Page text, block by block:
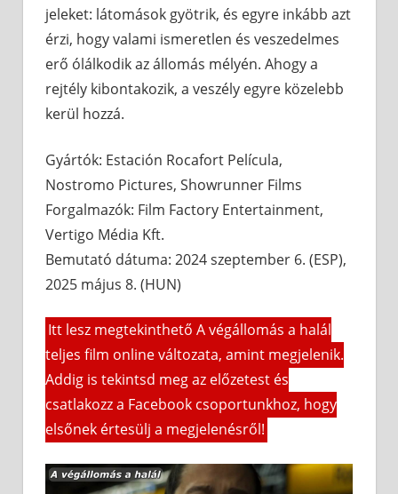
jeleket: látomások gyötrik, és egyre inkább azt
érzi, hogy valami ismeretlen és veszedelmes
erő ólálkodik az állomás mélyén. Ahogy a
rejtély kibontakozik, a veszély egyre közelebb
kerül hozzá.
Gyártók: Estación Rocafort Película,
Nostromo Pictures, Showrunner Films
Forgalmazók: Film Factory Entertainment,
Vertigo Média Kft.
Bemutató dátuma: 2024 szeptember 6. (ESP),
2025 május 8. (HUN)
Itt lesz megtekinthető A végállomás a halál
teljes film online változata, amint megjelenik.
Addig is tekintsd meg az előzetest és
csatlakozz a Facebook csoportunkhoz, hogy
elsőnek értesülj a megjelenésről!